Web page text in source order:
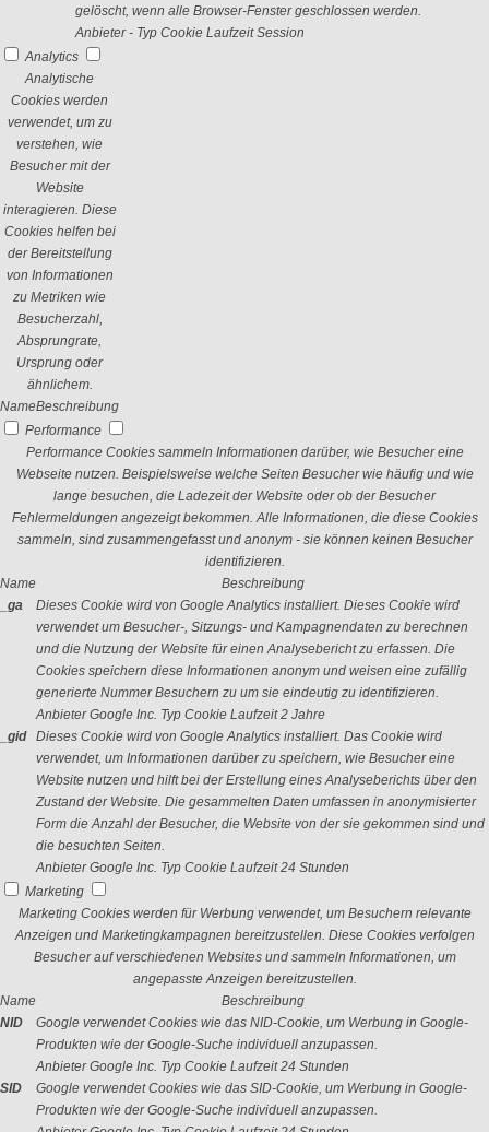
gelöscht, wenn alle Browser-Fenster geschlossen werden.
Anbieter - Typ Cookie Laufzeit Session
Analytics
Analytische
Cookies werden
verwendet, um zu
verstehen, wie
Besucher mit der
Website
interagieren. Diese
Cookies helfen bei
der Bereitstellung
von Informationen
zu Metriken wie
Besucherzahl,
Absprungrate,
Ursprung oder
ähnlichem.
NameBeschreibung
Performance
Performance Cookies sammeln Informationen darüber, wie Besucher eine
Webseite nutzen. Beispielsweise welche Seiten Besucher wie häufig und wie
lange besuchen, die Ladezeit der Website oder ob der Besucher
Fehlermeldungen angezeigt bekommen. Alle Informationen, die diese Cookies
sammeln, sind zusammengefasst und anonym - sie können keinen Besucher
identifizieren.
Name
Beschreibung
_ga
Dieses Cookie wird von Google Analytics installiert. Dieses Cookie wird
verwendet um Besucher-, Sitzungs- und Kampagnendaten zu berechnen
und die Nutzung der Website für einen Analysebericht zu erfassen. Die
Cookies speichern diese Informationen anonym und weisen eine zufällig
generierte Nummer Besuchern zu um sie eindeutig zu identifizieren.
Anbieter Google Inc. Typ Cookie Laufzeit 2 Jahre
_gid
Dieses Cookie wird von Google Analytics installiert. Das Cookie wird
verwendet, um Informationen darüber zu speichern, wie Besucher eine
Website nutzen und hilft bei der Erstellung eines Analyseberichts über den
Zustand der Website. Die gesammelten Daten umfassen in anonymisierter
Form die Anzahl der Besucher, die Website von der sie gekommen sind und
die besuchten Seiten.
Anbieter Google Inc. Typ Cookie Laufzeit 24 Stunden
Marketing
Marketing Cookies werden für Werbung verwendet, um Besuchern relevante
Anzeigen und Marketingkampagnen bereitzustellen. Diese Cookies verfolgen
Besucher auf verschiedenen Websites und sammeln Informationen, um
angepasste Anzeigen bereitzustellen.
Name
Beschreibung
NID
Google verwendet Cookies wie das NID-Cookie, um Werbung in Google-
Produkten wie der Google-Suche individuell anzupassen.
Anbieter Google Inc. Typ Cookie Laufzeit 24 Stunden
SID
Google verwendet Cookies wie das SID-Cookie, um Werbung in Google-
Produkten wie der Google-Suche individuell anzupassen.